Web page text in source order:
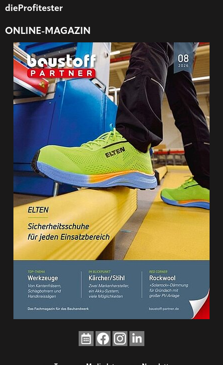
dieProfitester
ONLINE-MAGAZIN